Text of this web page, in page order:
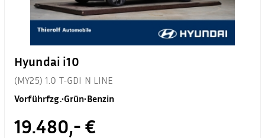
Hyundai i10
(MY25) 1.0 T-GDI N LINE
Vorführfzg.•Grün•Benzin
19.480,- €